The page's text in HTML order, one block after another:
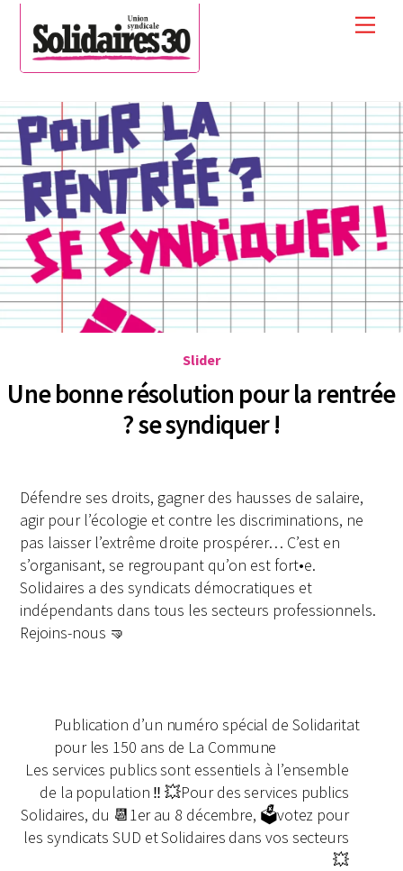
Skip
content
Slider
Une bonne résolution pour la rentrée
? se syndiquer !
Défendre ses droits, gagner des hausses de salaire,
agir pour l’écologie et contre les discriminations, ne
pas laisser l’extrême droite prospérer… C’est en
s’organisant, se regroupant qu’on est fort•e.
Solidaires a des syndicats démocratiques et
indépendants dans tous les secteurs professionnels.
Rejoins-nous 🤜
Publication d’un numéro spécial de Solidaritat
pour les 150 ans de La Commune
Les services publics sont essentiels à l’ensemble
de la population ‼️ 💥Pour des services publics
Solidaires, du 📆1er au 8 décembre, 🗳votez pour
les syndicats SUD et Solidaires dans vos secteurs
💥